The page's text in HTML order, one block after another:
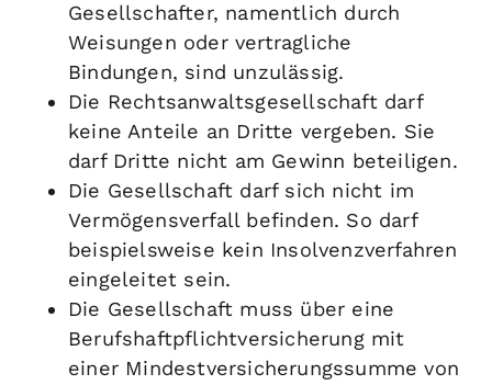
Gesellschafter, namentlich durch
Weisungen oder vertragliche
Bindungen, sind unzulässig.
Die Rechtsanwaltsgesellschaft darf
keine Anteile an Dritte vergeben. Sie
darf Dritte nicht am Gewinn beteiligen.
Die Gesellschaft darf sich nicht im
Vermögensverfall befinden. So darf
beispielsweise kein Insolvenzverfahren
eingeleitet sein.
Die Gesellschaft muss über eine
Berufshaftpflichtversicherung mit
einer Mindestversicherungssumme von